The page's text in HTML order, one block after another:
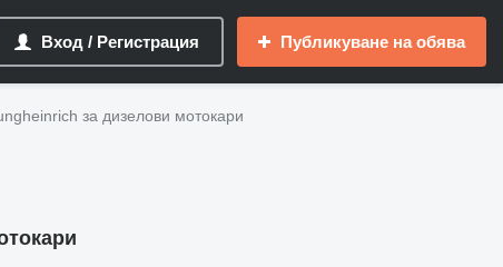
Вход / Регистрация Публикуване на обява
за дизелови мотокари